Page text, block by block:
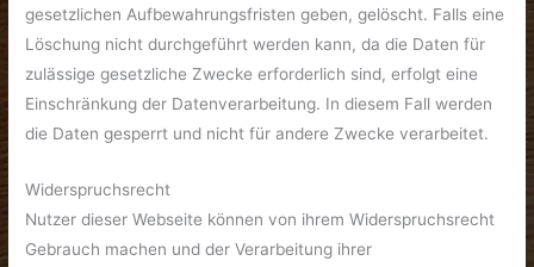
gesetzlichen Aufbewahrungsfristen geben, gelöscht. Falls eine
Löschung nicht durchgeführt werden kann, da die Daten für
zulässige gesetzliche Zwecke erforderlich sind, erfolgt eine
Einschränkung der Datenverarbeitung. In diesem Fall werden
die Daten gesperrt und nicht für andere Zwecke verarbeitet.
Widerspruchsrecht
Nutzer dieser Webseite können von ihrem Widerspruchsrecht
Gebrauch machen und der Verarbeitung ihrer